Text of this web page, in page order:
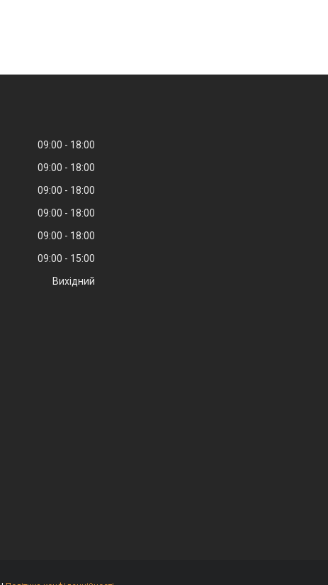
09:00
18:00
09:00
18:00
09:00
18:00
09:00
18:00
09:00
18:00
09:00
15:00
Вихідний